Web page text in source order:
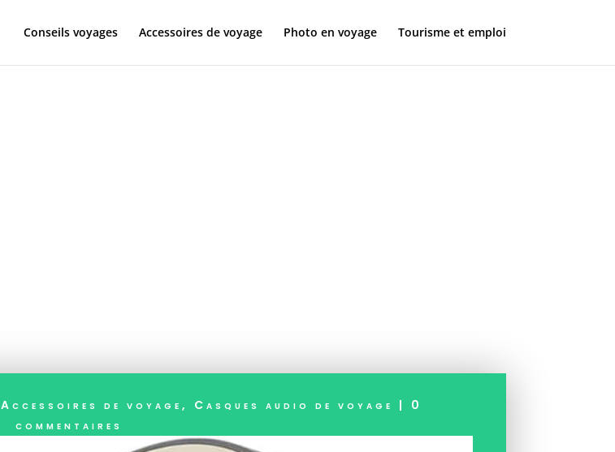
Conseils voyages Accessoires de voyage Photo en voyage Tourisme et emploi
Accessoires de voyage , Casques audio de voyage | 0
commentaires